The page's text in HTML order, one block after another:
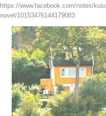
https://www.facebook.com/notes/
novel/10153476144179083